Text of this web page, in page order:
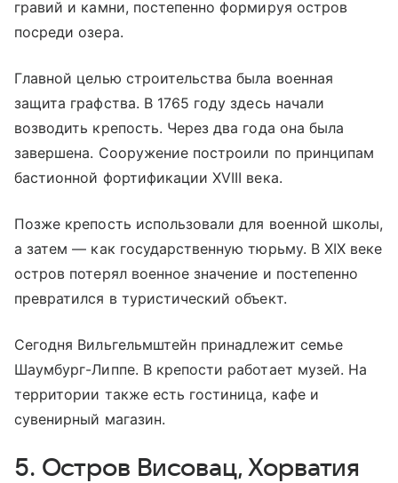
гравий и камни, постепенно формируя остров
посреди озера.
Главной целью строительства была военная
защита графства. В 1765 году здесь начали
возводить крепость. Через два года она была
завершена. Сооружение построили по принципам
бастионной фортификации XVIII века.
Позже крепость использовали для военной школы,
а затем — как государственную тюрьму. В XIX веке
остров потерял военное значение и постепенно
превратился в туристический объект.
Сегодня Вильгельмштейн принадлежит семье
Шаумбург-Липпе. В крепости работает музей. На
территории также есть гостиница, кафе и
сувенирный магазин.
5. Остров Висовац, Хорватия